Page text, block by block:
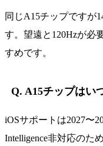
同じA15チップですが
す。望遠と120Hzが必
すめです。
Q. A15チップはい
iOSサポートは2027〜
Intelligence非対応のた